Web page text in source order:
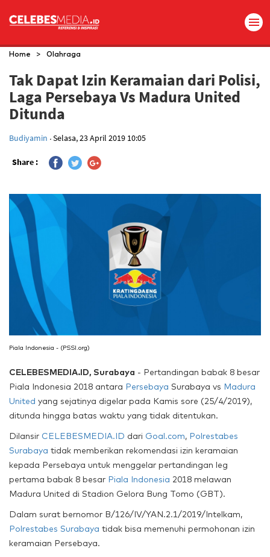
Home > Olahraga
Tak Dapat Izin Keramaian dari Polisi,
Laga Persebaya Vs Madura United
Ditunda
Budiyamin .Selasa, 23 April 2019 10:05
Share :
Piala Indonesia - (PSSI.org)
CELEBESMEDIA.ID, Surabaya - Pertandingan babak 8 besar
Piala Indonesia 2018 antara Persebaya Surabaya vs Madura
United yang sejatinya digelar pada Kamis sore (25/4/2019),
ditunda hingga batas waktu yang tidak ditentukan.
Dilansir CELEBESMEDIA.ID dari Goal.com, Polrestabes
Surabaya tidak memberikan rekomendasi izin keramaian
kepada Persebaya untuk menggelar pertandingan leg
pertama babak 8 besar Piala Indonesia 2018 melawan
Madura United di Stadion Gelora Bung Tomo (GBT).
Dalam surat bernomor B/126/IV/YAN.2.1/2019/Intelkam,
Polrestabes Surabaya tidak bisa memenuhi permohonan izin
keramaian Persebaya.